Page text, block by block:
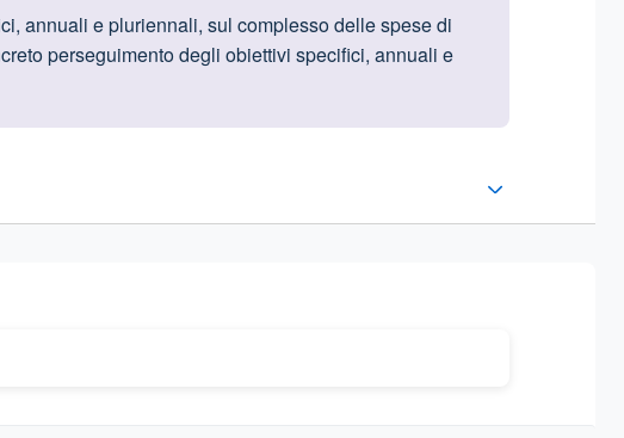
annuali e pluriennali, sul complesso delle spese di
perseguimento degli obiettivi specifici, annuali e